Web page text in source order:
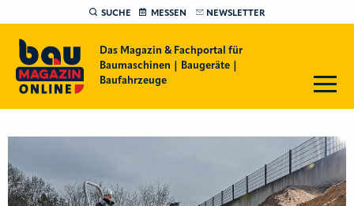
SUCHE MESSEN NEWSLETTER
Das Magazin & Fachportal für
Baumaschinen | Baugeräte |
Baufahrzeuge